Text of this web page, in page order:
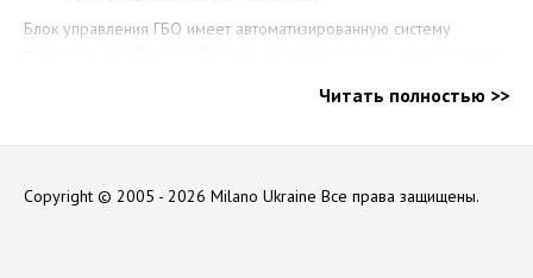
Блок управления ГБО имеет автоматизированную систему
переходит на бензин. Функцию перехода может контролировать
водителя – автоматические настройки, не требующие ручного
Читать полностью >>
Copyright © 2005 - 2026 Milano Ukraine Все права защищены.